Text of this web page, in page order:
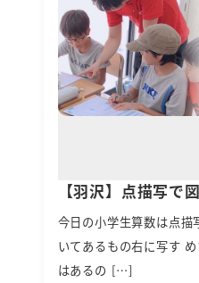
【羽沢】点描写で
今日の小学生算数は点
いてあるもの右に写す
はあるの […]